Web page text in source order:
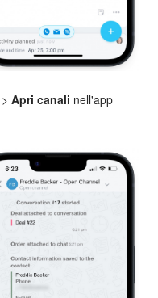
> Apri canali nell'app